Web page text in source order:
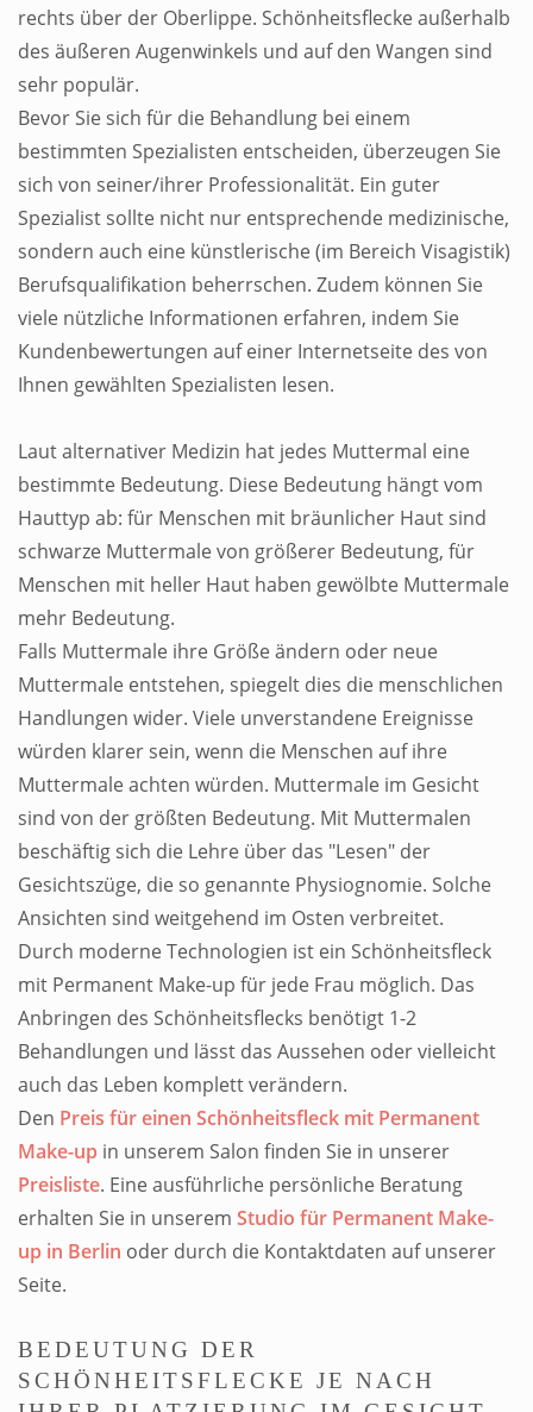
rechts über der Oberlippe. Schönheitsflecke außerhalb
des äußeren Augenwinkels und auf den Wangen sind
sehr populär.
Bevor Sie sich für die Behandlung bei einem
bestimmten Spezialisten entscheiden, überzeugen Sie
sich von seiner/ihrer Professionalität. Ein guter
Spezialist sollte nicht nur entsprechende medizinische,
sondern auch eine künstlerische (im Bereich Visagistik)
Berufsqualifikation beherrschen. Zudem können Sie
viele nützliche Informationen erfahren, indem Sie
Kundenbewertungen auf einer Internetseite des von
Ihnen gewählten Spezialisten lesen.
Laut alternativer Medizin hat jedes Muttermal eine
bestimmte Bedeutung. Diese Bedeutung hängt vom
Hauttyp ab: für Menschen mit bräunlicher Haut sind
schwarze Muttermale von größerer Bedeutung, für
Menschen mit heller Haut haben gewölbte Muttermale
mehr Bedeutung.
Falls Muttermale ihre Größe ändern oder neue
Muttermale entstehen, spiegelt dies die menschlichen
Handlungen wider. Viele unverstandene Ereignisse
würden klarer sein, wenn die Menschen auf ihre
Muttermale achten würden. Muttermale im Gesicht
sind von der größten Bedeutung. Mit Muttermalen
beschäftig sich die Lehre über das "Lesen" der
Gesichtszüge, die so genannte Physiognomie. Solche
Ansichten sind weitgehend im Osten verbreitet.
Durch moderne Technologien ist ein Schönheitsfleck
mit Permanent Make-up für jede Frau möglich. Das
Anbringen des Schönheitsflecks benötigt 1-2
Behandlungen und lässt das Aussehen oder vielleicht
auch das Leben komplett verändern.
Den Preis für einen Schönheitsfleck mit Permanent
Make-up in unserem Salon finden Sie in unserer
Preisliste. Eine ausführliche persönliche Beratung
erhalten Sie in unserem Studio für Permanent Make-
up in Berlin oder durch die Kontaktdaten auf unserer
Seite.
BEDEUTUNG DER
SCHÖNHEITSFLECKE JE NACH